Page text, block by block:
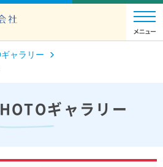
ャラリー
ギャラリー